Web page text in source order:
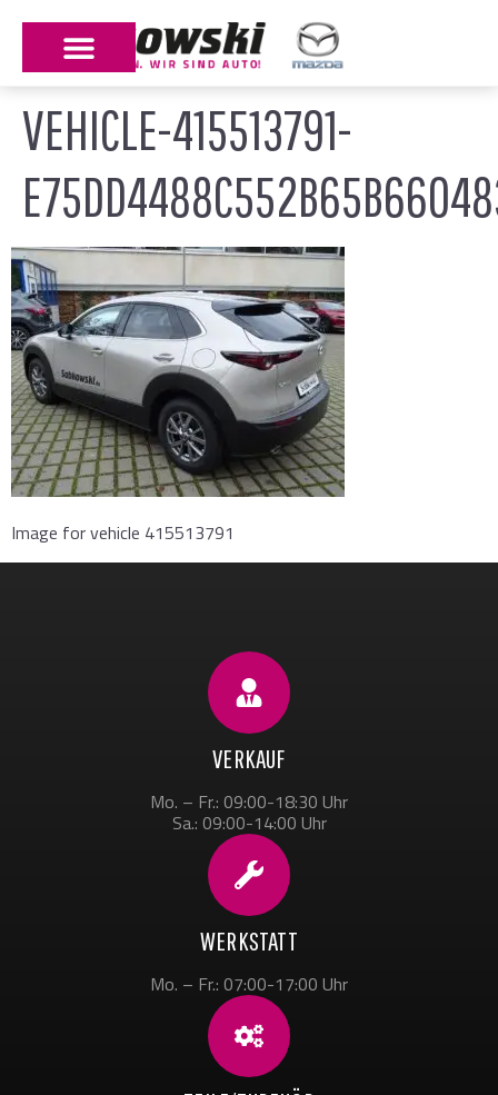
VEHICLE-415513791-
Image for vehicle 415513791
VERKAUF
Mo. – Fr.: 09:00-18:30 Uhr
Sa.: 09:00-14:00 Uhr
WERKSTATT
Mo. – Fr.: 07:00-17:00 Uhr